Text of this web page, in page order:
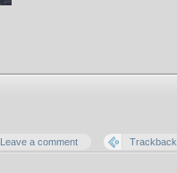
Leave a comment Trackback